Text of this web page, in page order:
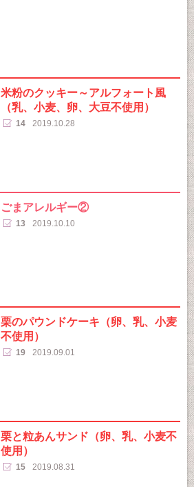
米粉のクッキー～アルフォート風
（乳、小麦、卵、大豆不使用）
14 2019.10.28
ごまアレルギー②
13 2019.10.10
栗のパウンドケーキ（卵、乳、小麦
不使用）
19 2019.09.01
栗と粒あんサンド（卵、乳、小麦不
使用）
15 2019.08.31